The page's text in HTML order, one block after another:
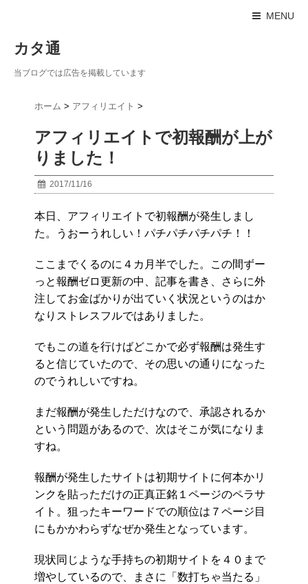
MENU
カタ通
当ブログでは広告を掲載しています
ホーム > アフィリエイト >
アフィリエイトで初報酬が上が
りました！
2017/11/16
本日、アフィリエイトで初報酬が発生しまし
た。うおーうれしい！パチパチパチパチ！！
ここまでくるのに４カ月半でした。この間ずー
っと報酬ゼロ更新の中、記事を書き、さらに外
注してお金ばかりが出ていく状況というのはか
なりストレスフルではありました。
でもこの道を行けばどこかで必ず報酬は発生す
ると信じていたので、その思いの通りになった
のでうれしいですね。
まだ報酬が発生しただけなので、承認されるか
という問題があるので、次はそこが気になりま
すね。
報酬が発生したサイトは初期サイトに何本かリ
ンクを貼っただけの正真正銘１ページのペラサ
イト。狙ったキーワードでの順位は７ページ目
にもかかわらずなぜか発生となっています。
現状同じような手持ちの初期サイトを４０まで
増やしているので、まさに「数打ちゃ当たる」